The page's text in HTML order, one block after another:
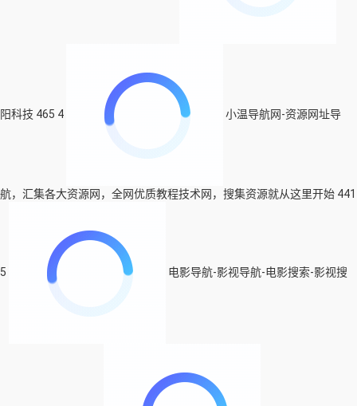
阳科技 465 4 小温导航网-资源网址导
航，汇集各大资源网，全网优质教程技术网，搜集资源就从这里开始 441
5 电影导航-影视导航-电影搜索-影视搜